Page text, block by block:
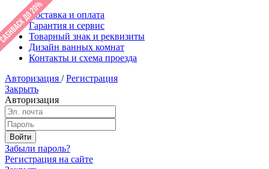
Доставка и оплата
Гарантия и сервис
Товарный знак и реквизиты
Дизайн ванных комнат
Контакты и схема проезда
Авторизация / Регистрация
Закрыть
Авторизация
Забыли пароль?
Регистрация на сайте